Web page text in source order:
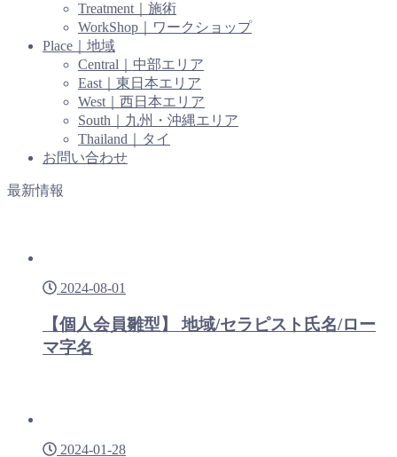
Treatment｜施術
WorkShop｜ワークショップ
Place｜地域
Central｜中部エリア
East｜東日本エリア
West｜西日本エリア
South｜九州・沖縄エリア
Thailand｜タイ
お問い合わせ
最新情報
2024-08-01
【個人会員雛型】 地域/セラピスト氏名/ロー
マ字名
2024-01-28